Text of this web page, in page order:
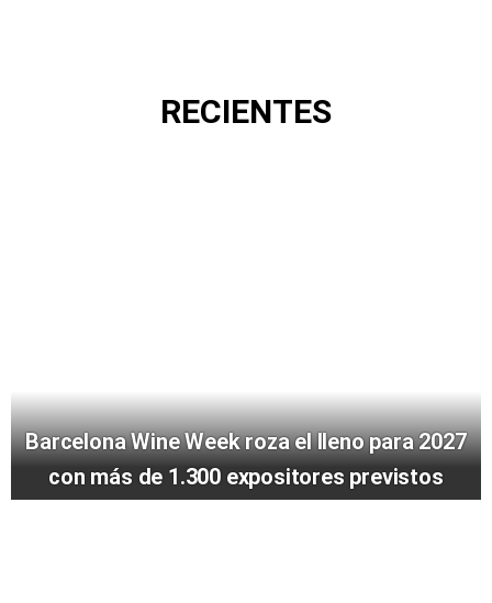
RECIENTES
Barcelona Wine Week roza el lleno para 2027
con más de 1.300 expositores previstos